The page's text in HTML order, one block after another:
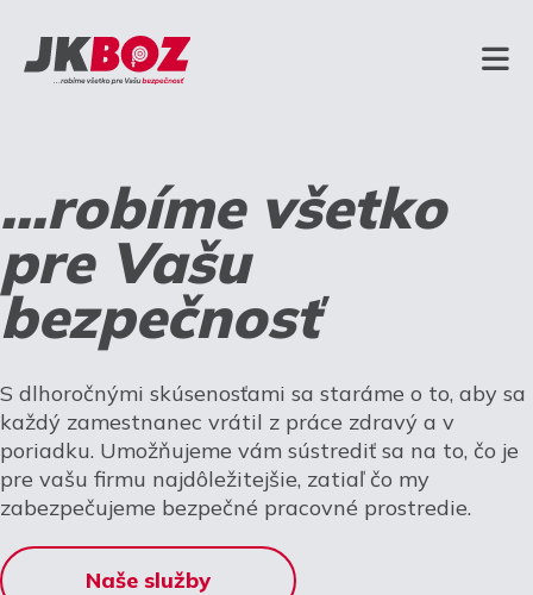
...robíme všetko
pre Vašu
bezpečnosť
S dlhoročnými skúsenosťami sa staráme o to, aby sa
každý zamestnanec vrátil z práce zdravý a v
poriadku. Umožňujeme vám sústrediť sa na to, čo je
pre vašu firmu najdôležitejšie, zatiaľ čo my
zabezpečujeme bezpečné pracovné prostredie.
Naše služby